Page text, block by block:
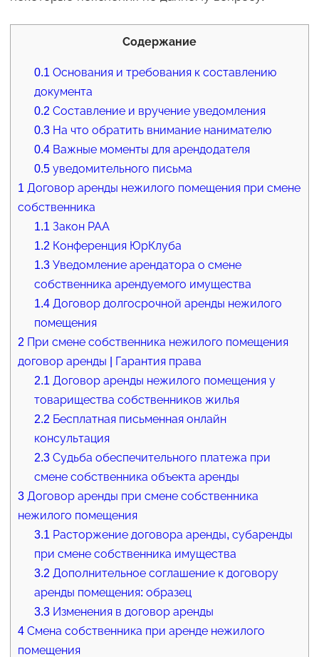
Содержание
0.1 Основания и требования к составлению
документа
0.2 Составление и вручение уведомления
0.3 На что обратить внимание нанимателю
0.4 Важные моменты для арендодателя
0.5 уведомительного письма
1 Договор аренды нежилого помещения при смене
собственника
1.1 Закон РАА
1.2 Конференция ЮрКлуба
1.3 Уведомление арендатора о смене
собственника арендуемого имущества
1.4 Договор долгосрочной аренды нежилого
помещения
2 При смене собственника нежилого помещения
договор аренды | Гарантия права
2.1 Договор аренды нежилого помещения у
товарищества собственников жилья
2.2 Бесплатная письменная онлайн
консультация
2.3 Судьба обеспечительного платежа при
смене собственника объекта аренды
3Договор аренды при смене собственника
нежилого помещения
3.1 Расторжение договора аренды, субаренды
при смене собственника имущества
3.2 Дополнительное соглашение к договору
аренды помещения: образец
3.3 Изменения в договор аренды
4Смена собственника при аренде нежилого
помещения